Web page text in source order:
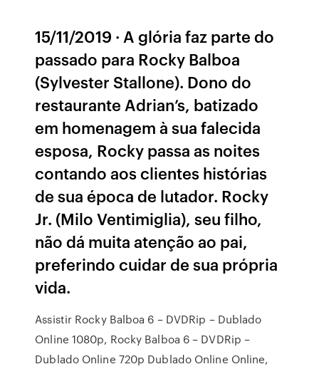
15/11/2019 · A glória faz parte do
passado para Rocky Balboa
(Sylvester Stallone). Dono do
restaurante Adrian’s, batizado
em homenagem à sua falecida
esposa, Rocky passa as noites
contando aos clientes histórias
de sua época de lutador. Rocky
Jr. (Milo Ventimiglia), seu filho,
não dá muita atenção ao pai,
preferindo cuidar de sua própria
vida.
Assistir Rocky Balboa 6 – DVDRip – Dublado
Online 1080p, Rocky Balboa 6 – DVDRip –
Dublado Online 720p Dublado Online Online,